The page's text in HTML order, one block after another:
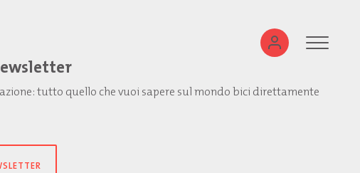
tutto quello che vuoi sapere sul mondo bici direttamente